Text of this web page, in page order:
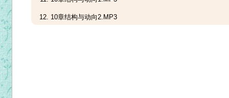
10章结构与动向2.MP3